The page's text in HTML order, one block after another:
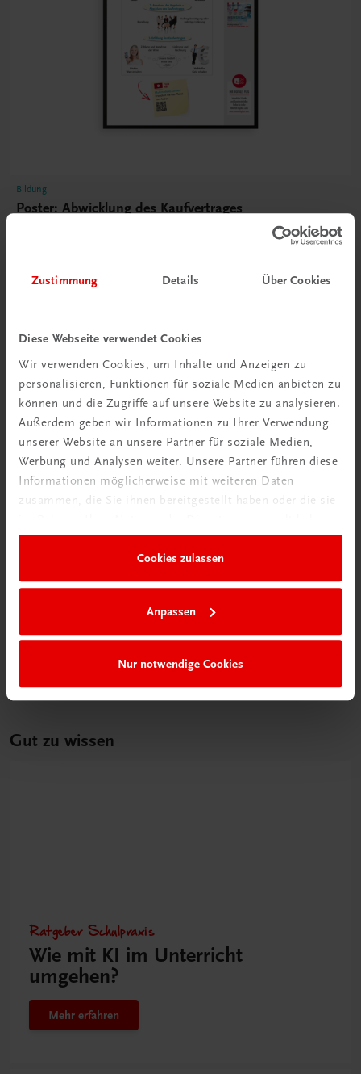
Zustimmung Details Über Cookies
Diese Webseite verwendet Cookies
Wir verwenden Cookies, um Inhalte und Anzeigen zu
personalisieren, Funktionen für soziale Medien anbieten zu
können und die Zugriffe auf unsere Website zu analysieren.
Außerdem geben wir Informationen zu Ihrer Verwendung
unserer Website an unsere Partner für soziale Medien,
Werbung und Analysen weiter. Unsere Partner führen diese
Informationen möglicherweise mit weiteren Daten
zusammen, die Sie ihnen bereitgestellt haben oder die sie
Cookies zulassen
Anpassen
Nur notwendige Cookies
Bildung
Poster: Abwicklung des Kaufvertrages
Poster: Schritt für Schritt zur erfolgreichen
Einnahmen-Ausgaben-Rechnung
€ 15,00
Gut zu wissen
Ratgeber Schulpraxis
Wie mit KI im Unterricht
umgehen?
Mehr erfahren